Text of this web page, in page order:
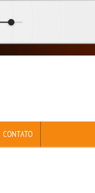
CONTATO